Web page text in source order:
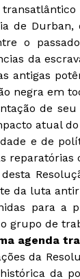
de
o
da
antigas
negra em
de
atual
e de
reparatórias
da luta
para a
grupo de
agenda
da
da